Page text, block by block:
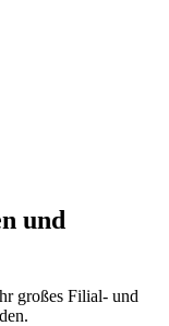
und
großes Filial- und